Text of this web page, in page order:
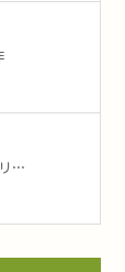
リ…